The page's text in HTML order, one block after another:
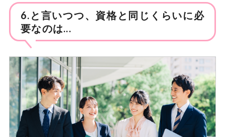
6.と言いつつ、資格と同じくらいに必
要なのは...